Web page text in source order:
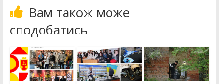
Вам також може
сподобатись